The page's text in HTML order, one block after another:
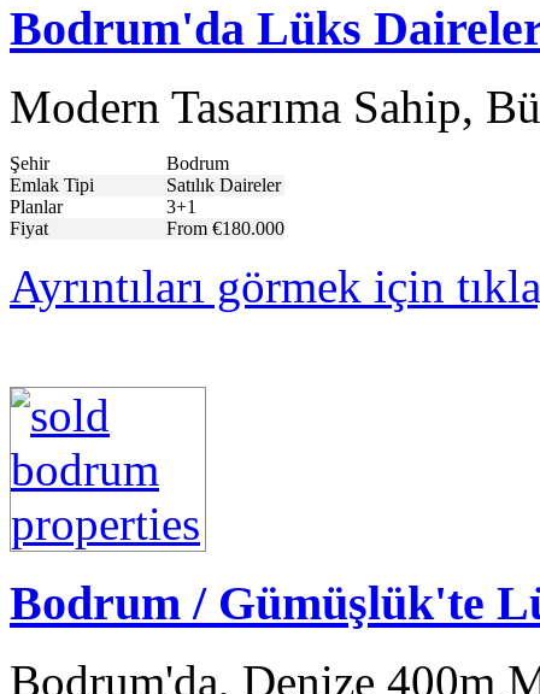
Bodrum'da Lüks
Modern Tasarıma Sahip,
Şehir
Bodrum
Emlak Tipi
Satılık Daireler
Planlar
3+1
Fiyat
From €180.000
Ayrıntıları görmek için
Bodrum / Gümüşlük'te
Bodrum'da, Denize 400m